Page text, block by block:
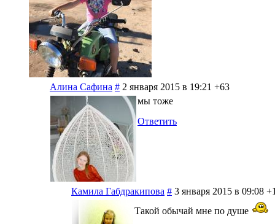
Алина Сафина # 2 января 2015 в 19:21 +63
мы тоже
Ответить
Камила Габдракипова # 3 января 2015 в 09:08
Такой обычай мне по душе